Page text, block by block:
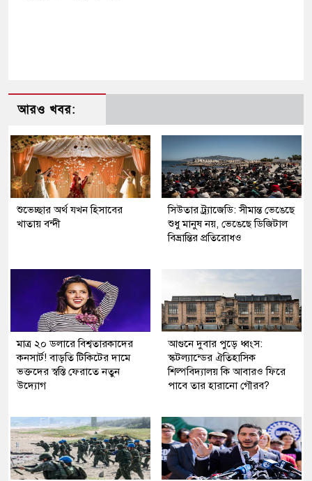
আরও খবর:
শুভেচ্ছার অর্থ যখন হিসাবের
খাতায় বন্দী
সিউতার ট্র্যাজেডি: সীমান্ত ভেঙেছে
শুধু মানুষ নয়, ভেঙেছে ডিজিটাল
বিভ্রান্তির প্রতিরোধও
মাত্র ২০ ডলারে বিশ্বতারকাদের
কনসার্ট! বাড়তি টিকিটের দামে
ভক্তদের স্বস্তি ফেরাতে নতুন
উদ্যোগ
আগুনে দুবার পুড়ে ধ্বংস:
স্কটল্যান্ডের ঐতিহাসিক
শিল্পবিদ্যালয় কি আবারও ফিরে
পাবে তার হারানো গৌরব?